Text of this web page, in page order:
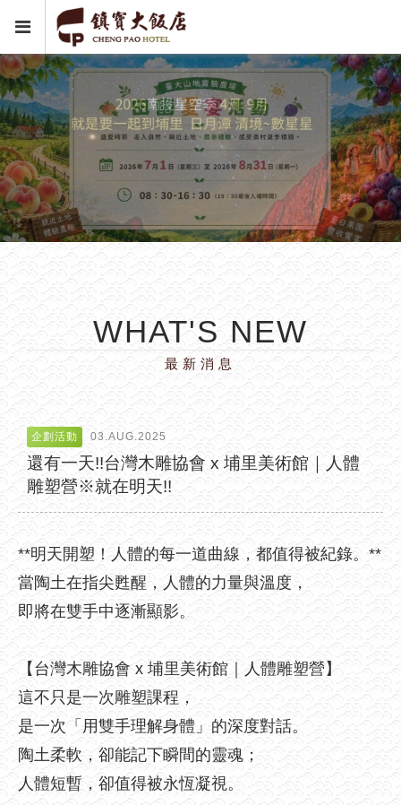
WHAT'S NEW
最新消息
企劃活動 03.AUG.2025
還有一天!!台灣木雕協會 x 埔里美術館｜人體
雕塑營※就在明天!!
**明天開塑！人體的每一道曲線，都值得被紀錄。**
當陶土在指尖甦醒，人體的力量與溫度，
即將在雙手中逐漸顯影。
【台灣木雕協會 x 埔里美術館｜人體雕塑營】
這不只是一次雕塑課程，
是一次「用雙手理解身體」的深度對話。
陶土柔軟，卻能記下瞬間的靈魂；
人體短暫，卻值得被永恆凝視。